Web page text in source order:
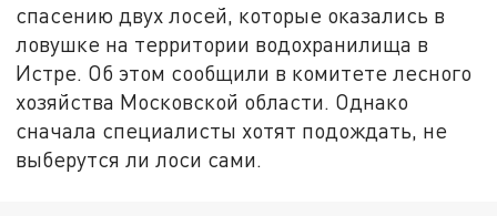
спасению двух лосей, которые оказались в
ловушке на территории водохранилища в
Истре. Об этом сообщили в комитете лесного
хозяйства Московской области. Однако
сначала специалисты хотят подождать, не
выберутся ли лоси сами.